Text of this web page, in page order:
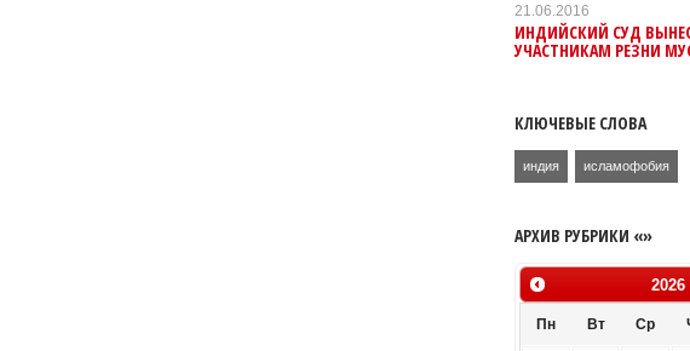
21.06.2016
ИНДИЙСКИЙ СУД
УЧАСТНИКАМ РЕЗНИ
КЛЮЧЕВЫЕ СЛОВА
индия исламофобия
АРХИВ РУБРИКИ «»
2026
Пн Вт Ср